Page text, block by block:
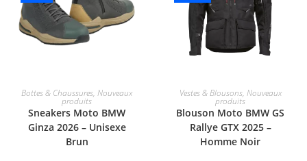
CHOIX DES OPTIONS
Bottes & Chaussures, Nouveaux
produits
Sneakers Moto BMW
Ginza 2026 – Unisexe
Brun
CHOIX DES OPTIONS
Vestes & Blousons, Nouveaux
produits
Blouson Moto BMW GS
Rallye GTX 2025 –
Homme Noir